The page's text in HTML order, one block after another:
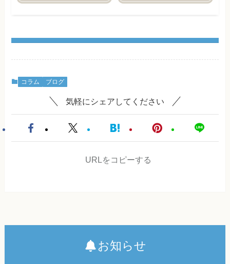
コラム ブログ
気軽にシェアしてください
URLをコピーする
お知らせ